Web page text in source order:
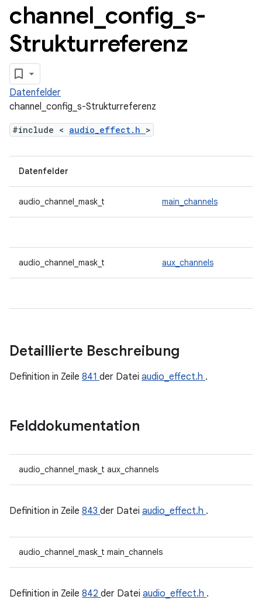
channel config s-
Strukturreferenz
Datenfelder
channel_config_s-Strukturreferenz
#include < audio_effect.h >
Datenfelder
audio_channel_mask_t main_channels
audio_channel_mask_t aux_channels
Detaillierte Beschreibung
Definition in Zeile 841 der Datei audio_effect.h .
Felddokumentation
audio_channel_mask_t aux_channels
Definition in Zeile 843 der Datei audio_effect.h .
audio_channel_mask_t main_channels
Definition in Zeile 842 der Datei audio_effect.h .